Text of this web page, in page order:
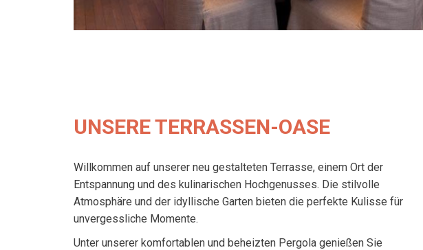
UNSERE TERRASSEN-OASE
Willkommen auf unserer neu gestalteten Terrasse, einem Ort der
Entspannung und des kulinarischen Hochgenusses. Die stilvolle
Atmosphäre und der idyllische Garten bieten die perfekte Kulisse für
unvergessliche Momente.
Unter unserer komfortablen und beheizten Pergola genießen Sie